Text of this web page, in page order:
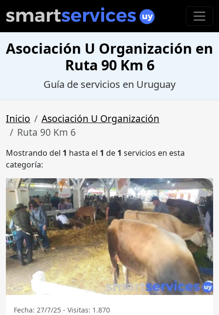
Asociación U Organización en
Ruta 90 Km 6
Guía de servicios en Uruguay
Inicio
Asociación U Organización
Ruta 90 Km 6
Mostrando del 1 hasta el 1 de 1 servicios en esta
categoría:
Fecha: 27/7/25 - Visitas: 1.870